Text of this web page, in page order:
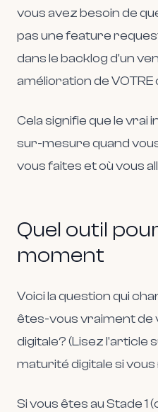
vous avez besoin de
pas une feature
dans le backlog d'un
amélioration de VOTRE
Cela signifie que le vrai
sur-mesure quand
vous faites et où vous
Quel outil
moment
Voici la question qui
êtes-vous vraiment
digitale? (Lisez l'article
maturité digitale si vous
Si vous êtes au Stade 1